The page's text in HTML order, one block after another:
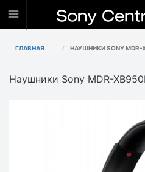
ГЛАВНАЯ НАУШНИКИ SONY
Наушники Sony MDR-